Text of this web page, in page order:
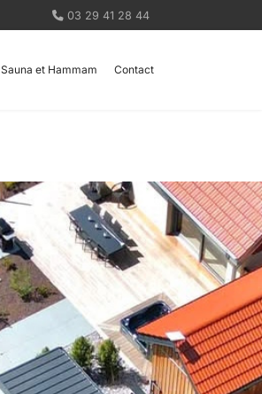
03 29 41 28 44
Sauna et Hammam Contact